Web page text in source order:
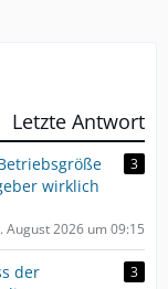
Letzte Antwort
wirklich
3
August 2026 um 09:15
der
3